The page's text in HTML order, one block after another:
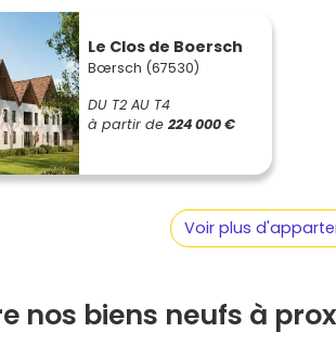
dans unprogramme neuf à Bœrsch
attire durablement, se loue plus
grâce à ses prestations. Si tu hésites
tes habitudes de vie : besoin d’un
un jeune enfant, d’un ascenseur pour
configurations variées pour coller à
compare les plans, les
au quotidien. Et quand tu es prêt à
Le Clos de Boersch
Bœrsch (67530)
DU T2 AU T4
à partir de 224 000 €
Voir plus
nos biens neufs à